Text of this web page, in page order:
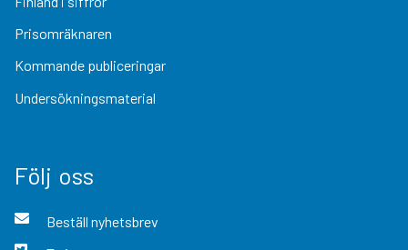
Prisomräknaren
Kommande publiceringar
Undersökningsmaterial
Följ oss
Beställ nyhetsbrev